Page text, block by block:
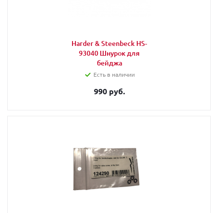
Harder & Steenbeck HS-
93040 Шнурок для
бейджа
Есть в наличии
990 руб.